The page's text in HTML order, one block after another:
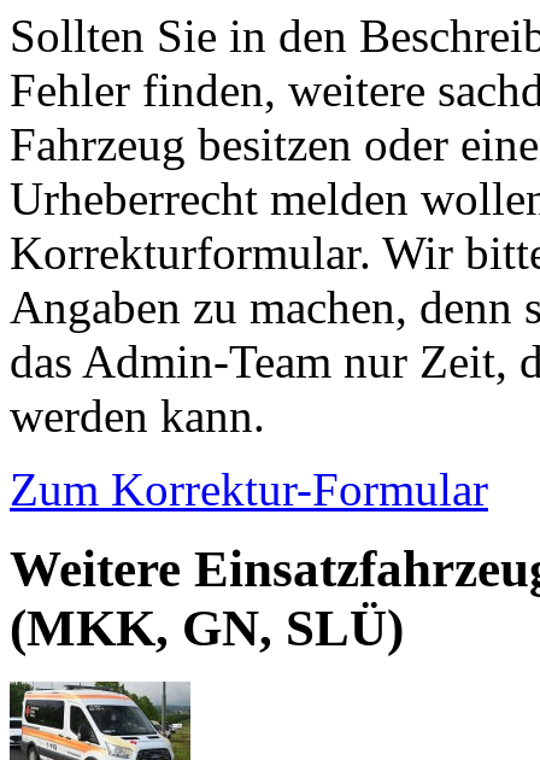
Sollten Sie in den
Fehler finden, weitere
Fahrzeug besitzen oder
Urheberrecht melden
Korrekturformular. Wir
Angaben zu machen,
das Admin-Team nur Zeit,
werden kann.
Zum Korrektur-Formular
Weitere
(MKK, GN, SLÜ)